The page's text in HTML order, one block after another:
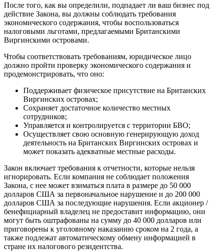
После того, как вы определили, подпадает ли ваш бизнес под
действие Закона, вы должны соблюдать требования
экономического содержания, чтобы воспользоваться
налоговыми льготами, предлагаемыми Британскими
Виргинскими островами.
Чтобы соответствовать требованиям, юридическое лицо
должно пройти проверку экономического содержания и
продемонстрировать, что оно:
Поддерживает физическое присутствие на Британских
Виргинских островах;
Сохраняет достаточное количество местных
сотрудников;
Управляется и контролируется с территории БВО;
Осуществляет свою основную генерирующую доход
деятельность на Британских Виргинских островах и
может показать адекватные местные расходы.
Закон включает требования к отчетности, которые нельзя
игнорировать. Если компания не соблюдает положения
Закона, с нее может взиматься плата в размере до 50 000
долларов США за первоначальное нарушение и до 200 000
долларов США за последующие нарушения. Если акционер /
бенефициарный владелец не предоставит информацию, они
могут быть оштрафованы на сумму до 40 000 долларов или
приговорены к уголовному наказанию сроком на 2 года, а
также подлежат автоматическому обмену информацией в
стране их налогового резидентства.